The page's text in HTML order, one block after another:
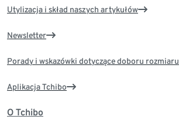
Utylizacja i skład naszych artykułów
Newsletter
Porady i wskazówki dotyczące doboru rozmiaru
Aplikacja Tchibo
O Tchibo